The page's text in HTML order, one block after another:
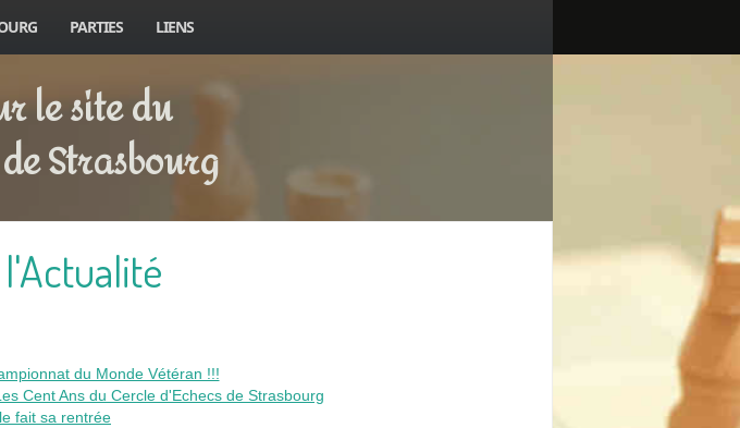
PARTIES LIENS
le site du
Strasbourg
du Monde Vétéran !!!
Cent Ans du Cercle d'Echecs de Strasbourg
fait sa rentrée